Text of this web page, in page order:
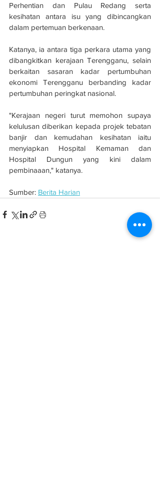
Perhentian dan Pulau Redang serta
kesihatan antara isu yang dibincangkan
dalam pertemuan berkenaan.
Katanya, ia antara tiga perkara utama yang
dibangkitkan kerajaan Terengganu, selain
berkaitan sasaran kadar pertumbuhan
ekonomi Terengganu berbanding kadar
pertumbuhan peringkat nasional.
"Kerajaan negeri turut memohon supaya
kelulusan diberikan kepada projek tebatan
banjir dan kemudahan kesihatan iaitu
menyiapkan Hospital Kemaman dan
Hospital Dungun yang kini dalam
pembinaaan," katanya.
Sumber: Berita Harian